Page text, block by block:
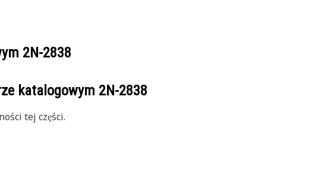
2N-2838
katalogowym 2N-2838
tej części.